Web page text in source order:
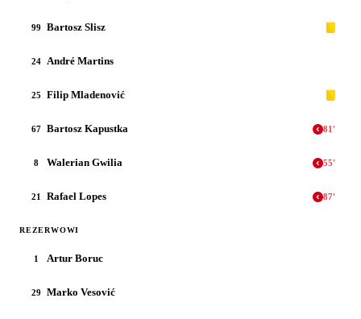
99 Bartosz Slisz
24 André Martins
25 Filip Mladenović
67 Bartosz Kapustka 81 '
8 Walerian Gwilia 55'
21 Rafael Lopes 87'
REZERWOWI
1 Artur Boruc
29 Marko Vesović